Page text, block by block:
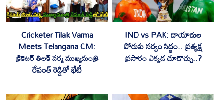
Cricketer Tilak Varma
Meets Telangana CM:
క్రికెటర్ తిలక్ వర్మ ముఖ్యమంత్రి
రేవంత్ రెడ్డితో భేటీ
IND vs PAK: దాయాదుల
పోరుకు సర్వం సిద్ధం.. ప్రత్యక్ష
ప్రసారం ఎక్కడ చూడొచ్చు..?